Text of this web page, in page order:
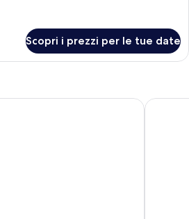
Scopri i prezzi per le tue date
Hilton